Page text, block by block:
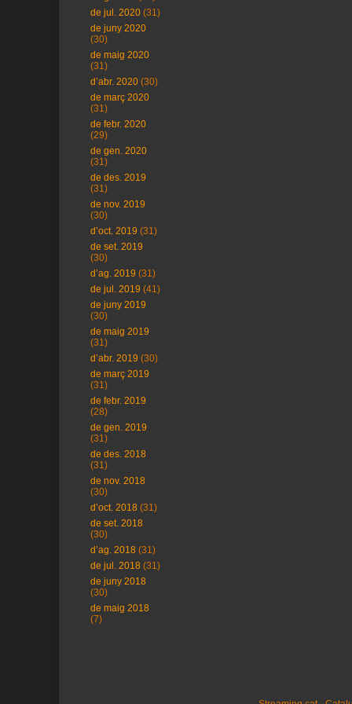
de jul. 2020 (31)
de juny 2020
(30)
de maig 2020
(31)
d’abr. 2020 (30)
de març 2020
(31)
de febr. 2020
(29)
de gen. 2020
(31)
de des. 2019
(31)
de nov. 2019
(30)
d’oct. 2019 (31)
de set. 2019
(30)
d’ag. 2019 (31)
de jul. 2019 (41)
de juny 2019
(30)
de maig 2019
(31)
d’abr. 2019 (30)
de març 2019
(31)
de febr. 2019
(28)
de gen. 2019
(31)
de des. 2018
(31)
de nov. 2018
(30)
d’oct. 2018 (31)
de set. 2018
(30)
d’ag. 2018 (31)
de jul. 2018 (31)
de juny 2018
(30)
de maig 2018
(7)